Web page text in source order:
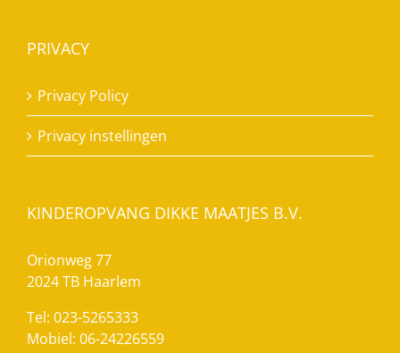
PRIVACY
Privacy Policy
Privacy instellingen
KINDEROPVANG DIKKE MAATJES B.V.
Orionweg 77
2024 TB Haarlem
Tel: 023-5265333
Mobiel: 06-24226559